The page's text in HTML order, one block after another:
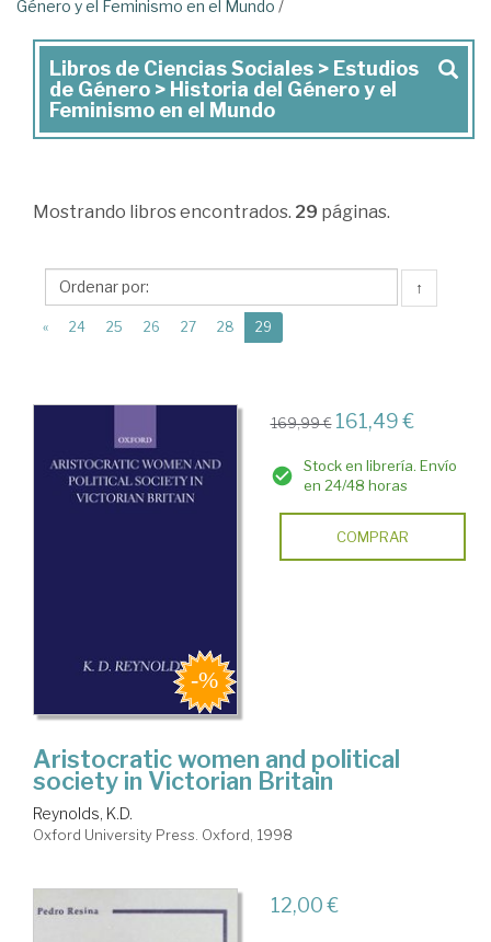
Género y el Feminismo en el Mundo /
Libros
de
Ciencias
>
de
Género
del
Género
Mundo
Libros de Ciencias Sociales > Estudios
de Género > Historia del Género y el
Feminismo en el Mundo
Mostrando libros encontrados. 29 páginas.
↑
« 24 25 26 27 28 29
169,99 € 161,49 €
Stock en librería. Envío
en 24/48 horas
COMPRAR
Aristocratic women and political
society in Victorian Britain
Reynolds, K.D.
Oxford University Press. Oxford, 1998
12,00 €